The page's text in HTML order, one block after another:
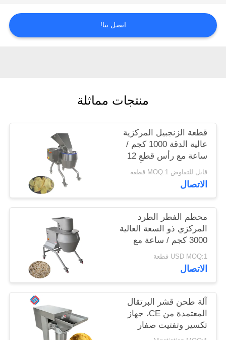
أخبار
خريطة
الموقع
سياسة
الخصوصية
اتصل بنا!
منتجات مماثلة
قطعة الزنجبيل المركزية
عالية الدقة 1000 كجم /
ساعة مع رأس قطع 12
محطة لمعالجات الأغذية
قابل للتفاوض MOQ:1 قطعة
الاتصال
محطم الفطر الطرد
المركزي ذو السعة العالية
3000 كجم / ساعة مع
مجموعة كاملة من
رؤوس القطع المتبادلة
USD MOQ:1 قطعة
الاتصال
آلة طحن قشر البرتقال
المعتمدة من CE، جهاز
تكسير وتفتيت صفار
البيض